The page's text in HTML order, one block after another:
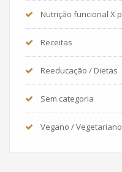
Nutrição funcional X
Receitas
Reeducação / Dietas
Sem categoria
Vegano / Vegetariano